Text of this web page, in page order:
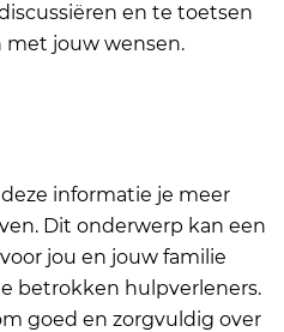
en te toetsen
met jouw wensen.
informatie je meer
Dit onderwerp kan een
jou en jouw familie
betrokken hulpverleners.
goed en zorgvuldig over